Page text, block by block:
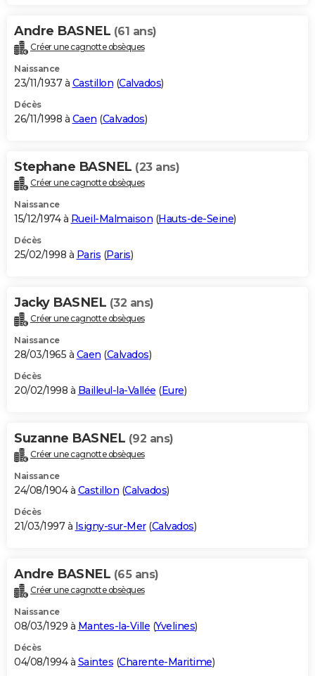
Andre BASNEL (61 ans)
Créer une cagnotte obsèques
Naissance
23/11/1937 à Castillon (Calvados)
Décès
26/11/1998 à Caen (Calvados)
Stephane BASNEL (23 ans)
Créer une cagnotte obsèques
Naissance
15/12/1974 à Rueil-Malmaison (Hauts-de-Seine)
Décès
25/02/1998 à Paris (Paris)
Jacky BASNEL (32 ans)
Créer une cagnotte obsèques
Naissance
28/03/1965 à Caen (Calvados)
Décès
20/02/1998 à Bailleul-la-Vallée (Eure)
Suzanne BASNEL (92 ans)
Créer une cagnotte obsèques
Naissance
24/08/1904 à Castillon (Calvados)
Décès
21/03/1997 à Isigny-sur-Mer(Calvados)
Andre BASNEL (65 ans)
Créer une cagnotte obsèques
Naissance
08/03/1929 à Mantes-la-Ville (Yvelines)
Décès
04/08/1994 à Saintes (Charente-Maritime)